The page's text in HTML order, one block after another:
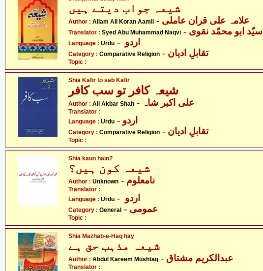
Author : Allam Ali Koran Aamli - علامہ علی قران عاملی
Translator : Syed Abu Muhammad Naqvi - سیّد ابو محمّد نقوی
Language : Urdu
Category : Comparative Religion - تقابلِ ادیان
Topic :
Shia Kafir to sab Kafir
شیعہ کافر تو سب کافر
Author : Ali Akbar Shah - علی اکبر شاہ
Translator :
Language : Urdu - اردو
Category : Comparative Religion - تقابلِ ادیان
Topic :
Shia kaun hain?
شیعہ کون ہیں؟
Author : Unknown - نامعلوم
Translator :
Language : Urdu
Category : General - عمومی
Topic :
Shia Mazhab-e-Haq hay
شیعہ مذہب حق ہے
Author : Abdul Kareem Mushtaq - عبدالکریم مشتاق
Translator :